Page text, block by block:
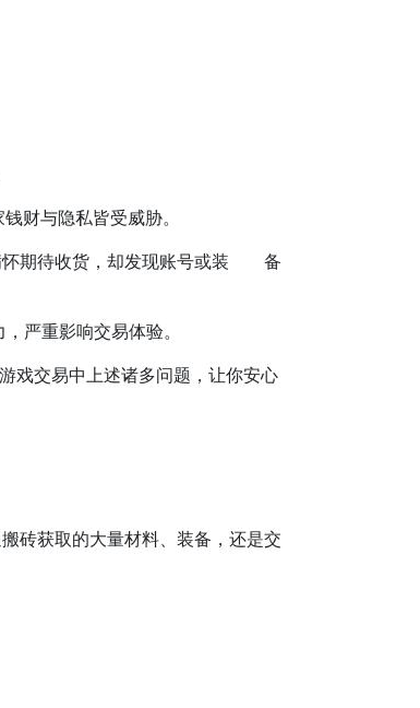
财与隐私皆受威胁。
怀期待收货，却发现账号或装 备
严重影响交易体验。
戏交易中上述诸多问题，让你安心
砖获取的大量材料、装备，还是交